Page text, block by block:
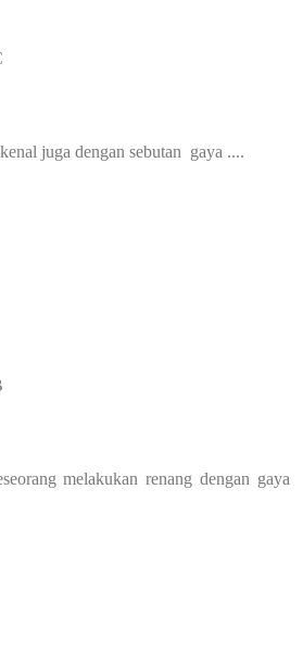
juga dengan sebutan gaya ....
melakukan renang dengan gaya